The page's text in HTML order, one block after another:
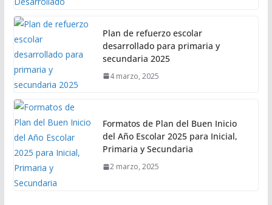
Plan de refuerzo escolar
desarrollado para primaria y
secundaria 2025
4 marzo, 2025
Formatos de Plan del Buen Inicio
del Año Escolar 2025 para Inicial,
Primaria y Secundaria
2 marzo, 2025